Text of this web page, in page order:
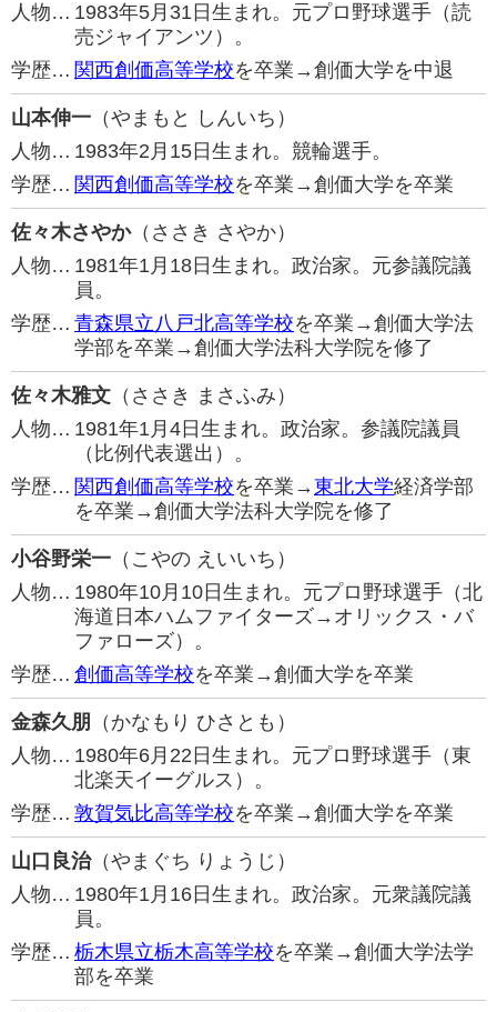
人物… 1983年5月31日生まれ。元プロ野球選手（読
売ジャイアンツ）。
学歴… 関西創価高等学校を卒業→創価大学を中退
山本伸一 （やまもと しんいち）
人物… 1983年2月15日生まれ。競輪選手。
学歴… 関西創価高等学校を卒業→創価大学を卒業
佐々木さやか（ささき さやか）
人物… 1981年1月18日生まれ。政治家。元参議院議
員。
学歴… 青森県立八戸北高等学校を卒業→創価大学法
学部を卒業→創価大学法科大学院を修了
佐々木雅文 （ささき まさふみ）
人物… 1981年1月4日生まれ。政治家。参議院議員
（比例代表選出）。
学歴… 関西創価高等学校を卒業→東北大学経済学部
を卒業→創価大学法科大学院を修了
小谷野栄一 （こやの えいいち）
人物… 1980年10月10日生まれ。元プロ野球選手（北
海道日本ハムファイターズ→オリックス・バ
ファローズ）。
学歴… 創価高等学校を卒業→創価大学を卒業
金森久朋
（かなもり ひさとも）
人物… 1980年6月22日生まれ。元プロ野球選手（東
北楽天イーグルス）。
学歴… 敦賀気比高等学校を卒業→創価大学を卒業
山口良治（やまぐち りょうじ）
人物… 1980年1月16日生まれ。政治家。元衆議院議
員。
学歴… 栃木県立栃木高等学校を卒業→創価大学法学
部を卒業